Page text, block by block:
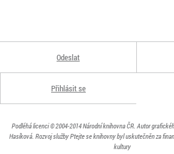
Odeslat
Přihlásit se
Podléhá licenci© 2004-2014Národní knihovna ČR. Autor
Hasíková. Rozvoj služby Ptejte se knihovny byl uskutečněn za
kultury